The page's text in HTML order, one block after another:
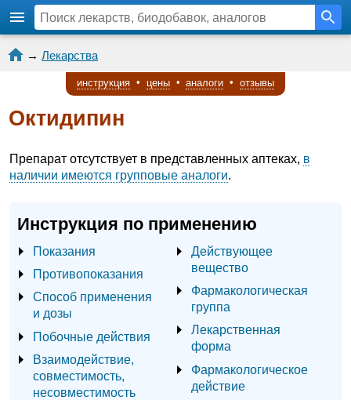
→ Лекарства
инструкция • цены • аналоги • отзывы
Октидипин
Препарат отсутствует в представленных аптеках, в
наличии имеются групповые аналоги.
Инструкция по применению
Показания
Противопоказания
Способ применения
и дозы
Побочные действия
Взаимодействие,
совместимость,
несовместимость
Действующее
вещество
Фармакологическая
группа
Лекарственная
форма
Фармакологическое
действие